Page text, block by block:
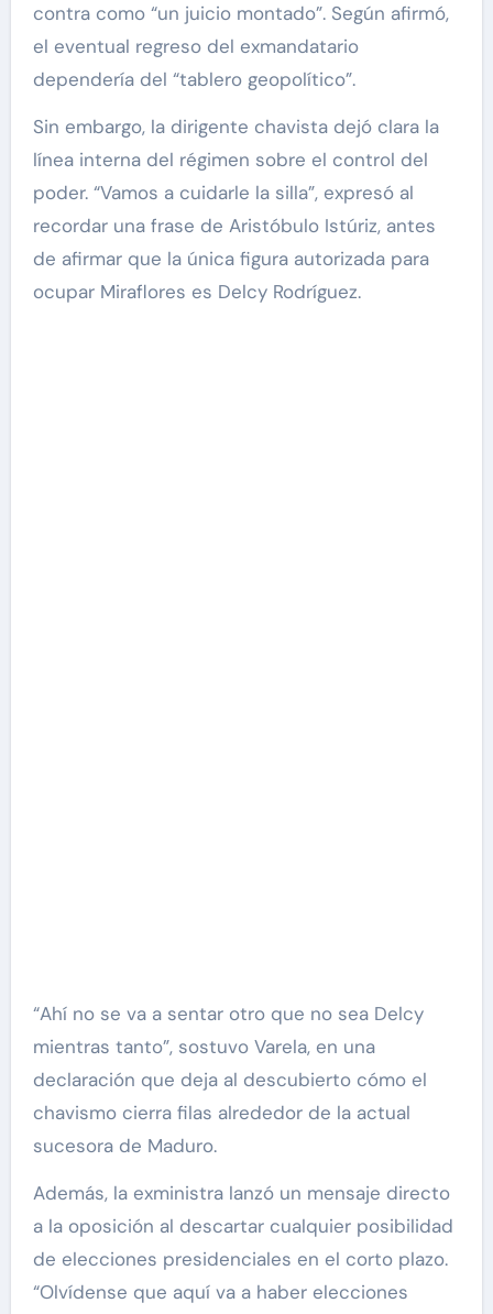
contra como “un juicio montado”. Según afirmó,
el eventual regreso del exmandatario
dependería del “tablero geopolítico”.
Sin embargo, la dirigente chavista dejó clara la
línea interna del régimen sobre el control del
poder. “Vamos a cuidarle la silla”, expresó al
recordar una frase de Aristóbulo Istúriz, antes
de afirmar que la única figura autorizada para
ocupar Miraflores es Delcy Rodríguez.
“Ahí no se va a sentar otro que no sea Delcy
mientras tanto”, sostuvo Varela, en una
declaración que deja al descubierto cómo el
chavismo cierra filas alrededor de la actual
sucesora de Maduro.
Además, la exministra lanzó un mensaje directo
a la oposición al descartar cualquier posibilidad
de elecciones presidenciales en el corto plazo.
“Olvídense que aquí va a haber elecciones